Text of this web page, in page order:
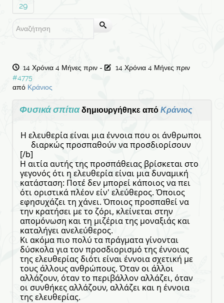
29
14 Χρόνια 4 Μήνες πριν -
14 Χρόνια 4 Μήνες πριν
#4775
από Κράνιος
Φυσικά σπίτιαδημιουργήθηκε από Κράνιος
Η ελευθερία είναι μια έννοια που οι άνθρωποι
διαρκώς προσπαθούν να προσδιορίσουν
[/b]
Η αιτία αυτής της προσπάθειας βρίσκεται στο
γεγονός ότι η ελευθερία είναι μια δυναμική
κατάσταση: Ποτέ δεν μπορεί κάποιος να πει
ότι οριστικά πλέον είν' ελεύθερος. Όποιος
εφησυχάζει τη χάνει. Όποιος προσπαθεί να
την κρατήσει με το ζόρι, κλείνεται στην
απομόνωση και τη μιζέρια της μοναξιάς και
καταλήγει ανελεύθερος.
Κι ακόμα πιο πολύ τα πράγματα γίνονται
δύσκολα για τον προσδιορισμό της έννοιας
της ελευθερίας διότι είναι έννοια σχετική με
τους άλλους ανθρώπους. Όταν οι άλλοι
αλλάζουν, όταν το περιβάλλον αλλάζει, όταν
οι συνθήκες αλλάζουν, αλλάζει και η έννοια
της ελευθερίας.